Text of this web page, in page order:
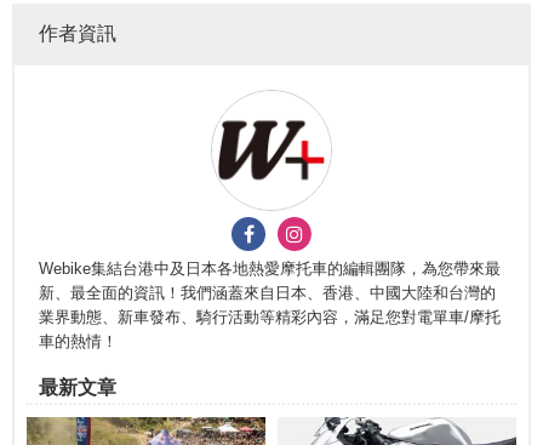
作者資訊
Webike集結台港中及日本各地熱愛摩托車的編輯團隊，為您帶來最
新、最全面的資訊！我們涵蓋來自日本、香港、中國大陸和台灣的
業界動態、新車發布、騎行活動等精彩內容，滿足您對電單車/摩托
車的熱情！
最新文章